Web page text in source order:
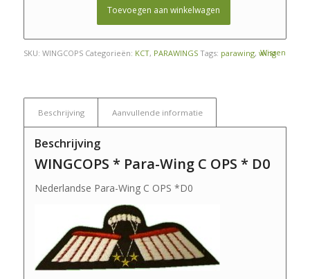
Wissen
Toevoegen aan winkelwagen
SKU: WINGCOPS Categorieën: KCT, PARAWINGS Tags: parawing, wing
Beschrijving Aanvullende informatie
Beschrijving
WINGCOPS * Para-Wing C OPS * D0
Nederlandse Para-Wing C OPS *D0